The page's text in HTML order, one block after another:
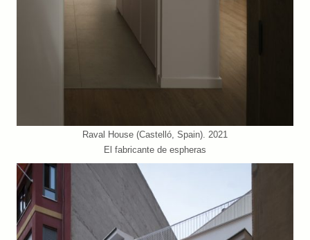
Raval House (Castelló, Spain). 2021
El fabricante de espheras